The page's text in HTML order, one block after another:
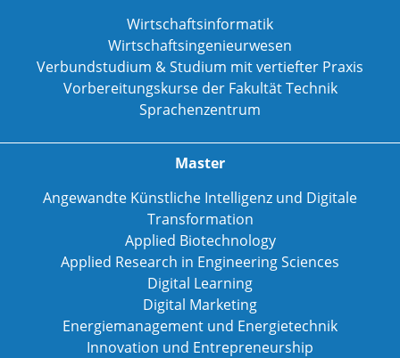
Wirtschaftsinformatik
Wirtschaftsingenieurwesen
Verbundstudium & Studium mit vertiefter Praxis
Vorbereitungskurse der Fakultät Technik
Sprachenzentrum
Master
Angewandte Künstliche Intelligenz und Digitale
Transformation
Applied Biotechnology
Applied Research in Engineering Sciences
Digital Learning
Digital Marketing
Energiemanagement und Energietechnik
Innovation und Entrepreneurship